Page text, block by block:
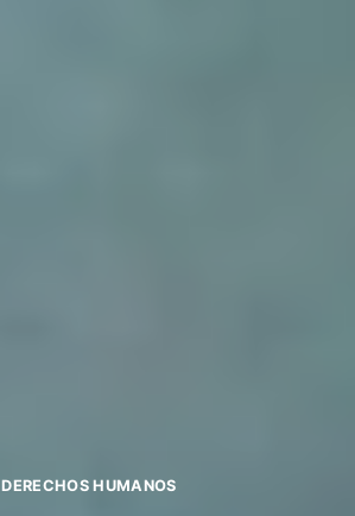
DERECHOS HUMANOS